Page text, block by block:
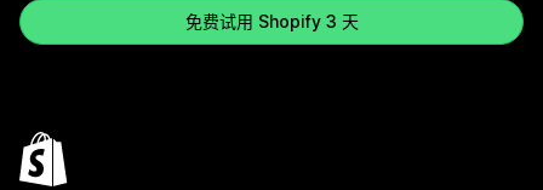
免费试用 Shopify 3 天